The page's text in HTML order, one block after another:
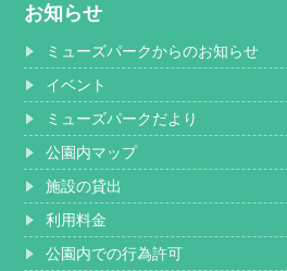
お知らせ
ミューズパークからのお知らせ
イベント
ミューズパークだより
公園内マップ
施設の貸出
利用料金
公園内での行為許可